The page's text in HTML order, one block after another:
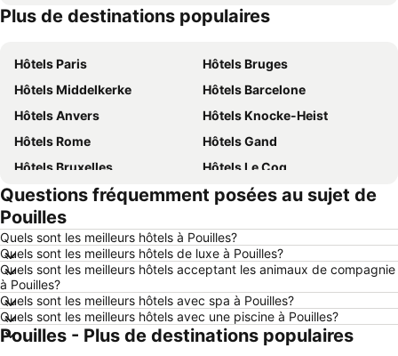
Hôtels Luxembourg
Hôtels Espagne
Plus de destinations populaires
Hôtels Paris
Hôtels Bruges
Hôtels Middelkerke
Hôtels Barcelone
Hôtels Anvers
Hôtels Knocke-Heist
Hôtels Rome
Hôtels Gand
Hôtels Bruxelles
Hôtels Le Coq
Hôtels Rotterdam
Hôtels Hasselt
Hôtels Le Touquet-Paris-Plage
Hôtels Dunkerque
Hôtels Málaga
Hôtels Maastricht
Hôtels La Haye
Hôtels Boulogne-sur-Mer
Hôtels Ardennes belges
Hôtels Majorque
Hôtels Ténérife
Hôtels France
Hôtels Ibiza
Questions fréquemment posées au sujet de
Pouilles
Quels sont les meilleurs hôtels à Pouilles?
Quels sont les meilleurs hôtels de luxe à Pouilles?
Quels sont les meilleurs hôtels acceptant les animaux de compagnie
à Pouilles?
Quels sont les meilleurs hôtels avec spa à Pouilles?
Quels sont les meilleurs hôtels avec une piscine à Pouilles?
Pouilles - Plus de destinations populaires